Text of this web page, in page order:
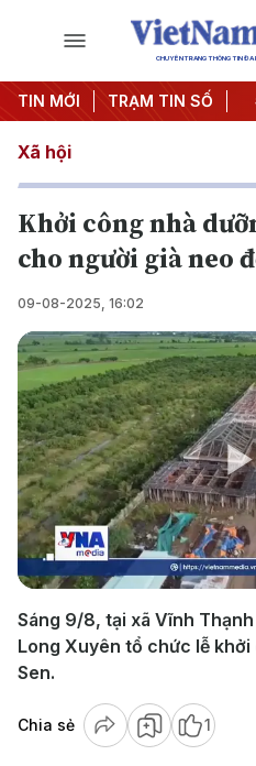
CHUYÊN TRANG THÔNG TIN ĐA
TIN MỚI TRẠM TIN SỐ
quyết thành hành động
Xã hội
Khởi công nhà
cho người già neo
09-08-2025, 16:02
Sáng 9/8, tại xã Vĩnh Thạnh
Long Xuyên tổ chức lễ
Sen.
Chia sẻ 1